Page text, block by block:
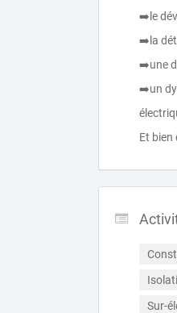
➡️le
➡️la
➡️une
➡️un
Et bien
Sur-